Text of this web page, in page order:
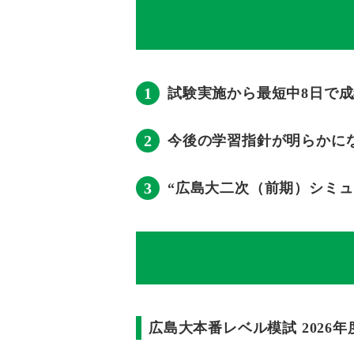
1 試験実施から最短中8日で
2 今後の学習指針が明らかに
3 “広島大二次（前期）シミ
広島大本番レベル模試 2026年